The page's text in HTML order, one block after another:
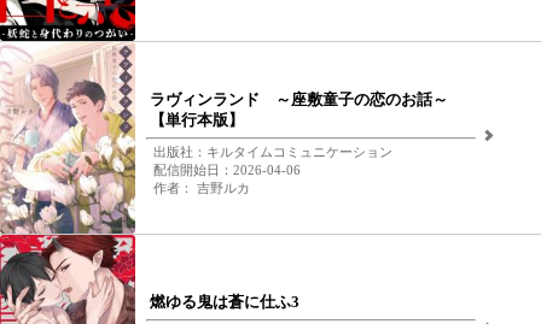
ラヴィンランド ～座敷童子の恋のお話～
【単行本版】
出版社：キルタイムコミュニケーション
配信開始日：2026-04-06
作者： 吉野ルカ
燃ゆる鬼は蒼に仕ふ3